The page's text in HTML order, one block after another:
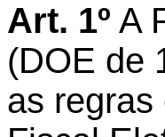
Art. 1º A
(DOE de
as